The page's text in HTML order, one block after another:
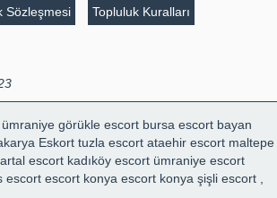
Sözleşmesi Topluluk Kuralları
görükle escort bursa escort bayan
Eskort tuzla escort ataehir escort maltepe
escort kadıköy escort ümraniye escort
escort escort konya escort konya şişli escort